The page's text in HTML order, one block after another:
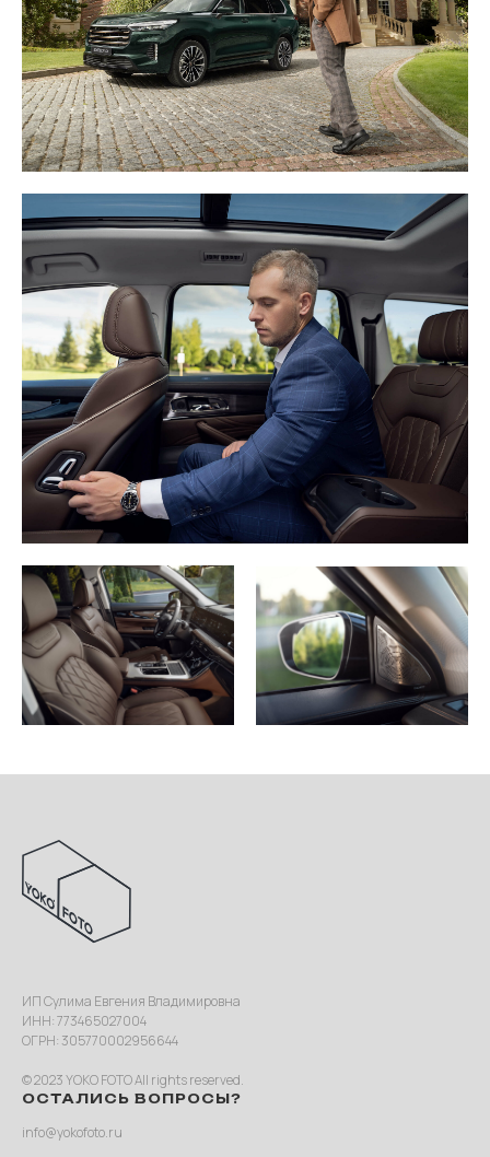
ИП Сулима Евгения Владимировна
ИНН: 773465027004
ОГРН: 305770002956644
© 2023 YOKO FOTO All rights reserved.
ОСТАЛИСЬ ВОПРОСЫ?
info@yokofoto.ru